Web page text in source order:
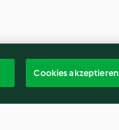
Cookies akzeptieren